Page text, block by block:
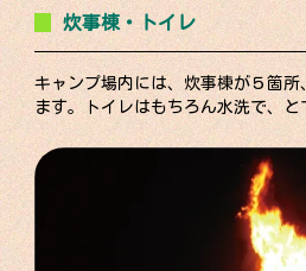
炊事棟・トイレ
キャンプ場内には、炊事棟が５箇所
ます。トイレはもちろん水洗で、と